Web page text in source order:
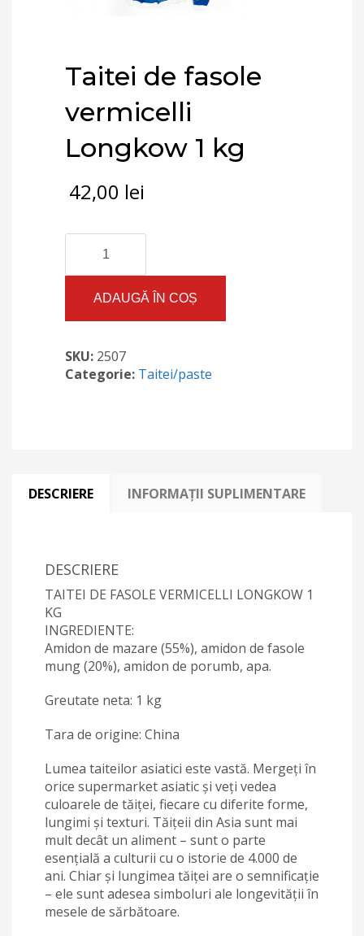
Taitei de fasole
vermicelli
Longkow 1 kg
42,00 lei
Taitei
de
fasole
1
kg
ADAUGĂ ÎN COȘ
SKU: 2507
Categorie: Taitei/paste
DESCRIERE INFORMAȚII SUPLIMENTARE
DESCRIERE
TAITEI DE FASOLE VERMICELLI LONGKOW 1
KG
INGREDIENTE:
Amidon de mazare (55%), amidon de fasole
mung (20%), amidon de porumb, apa.
Greutate neta: 1 kg
Tara de origine: China
Lumea taiteilor asiatici este vastă. Mergeți în
orice supermarket asiatic și veți vedea
culoarele de tăiței, fiecare cu diferite forme,
lungimi și texturi. Tăițeii din Asia sunt mai
mult decât un aliment – sunt o parte
esențială a culturii cu o istorie de 4.000 de
ani. Chiar și lungimea tăiței are o semnificație
– ele sunt adesea simboluri ale longevității în
mesele de sărbătoare.